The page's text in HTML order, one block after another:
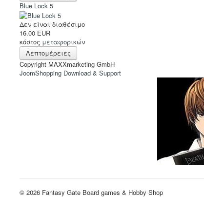
Blue Lock 5
Δεν είναι διαθέσιμο
16.00 EUR
κόστος μεταφορικών
Λεπτομέρειες
Copyright MAXXmarketing GmbH
JoomShopping Download & Support
© 2026 Fantasy Gate Board games & Hobby Shop